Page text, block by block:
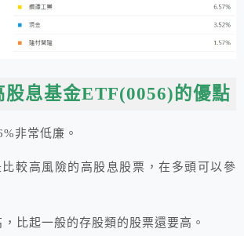
股息基金ETF(0056)的優點
非常低廉。
較高風險的高股息股票，在多頭可以參
比起一般的存股類的股票還要高。